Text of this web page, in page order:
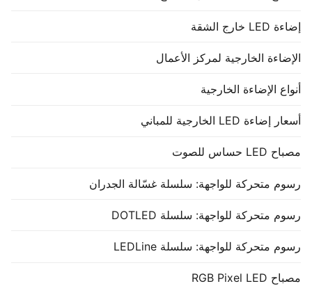
إضاءة LED خارج الشقة
الإضاءة الخارجية لمركز الأعمال
أنواع الإضاءة الخارجية
أسعار إضاءة LED الخارجية للمباني
مصباح LED حساس للصوت
رسوم متحركة للواجهة: سلسلة غسّالة الجدران
رسوم متحركة للواجهة: سلسلة DOTLED
رسوم متحركة للواجهة: سلسلة LEDLine
مصباح RGB Pixel LED